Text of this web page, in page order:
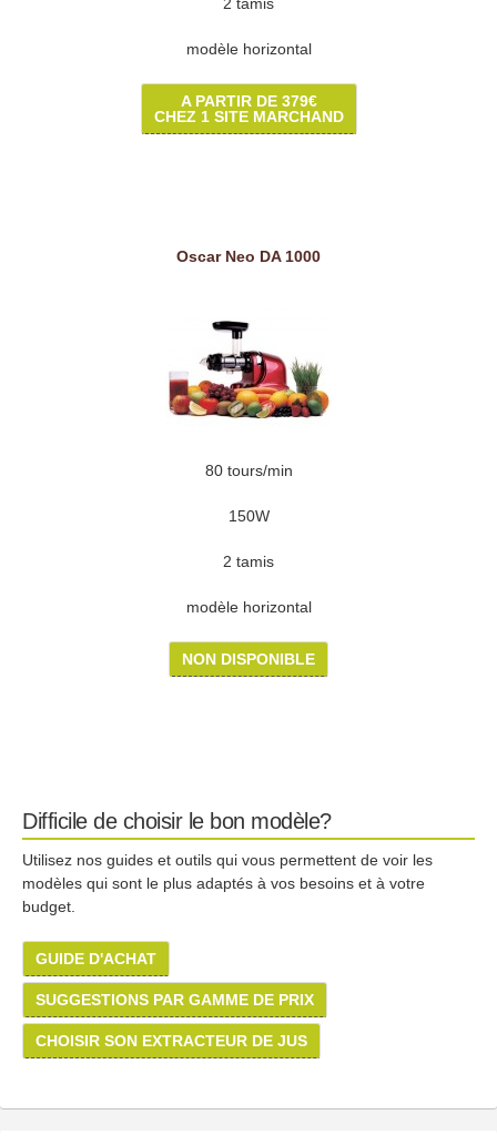
modèle horizontal
A PARTIR DE 379€
CHEZ 1 SITE MARCHAND
Oscar Neo DA 1000
80 tours/min
150W
2 tamis
modèle horizontal
NON DISPONIBLE
Difficile de choisir le bon modèle?
Utilisez nos guides et outils qui vous permettent de voir les
modèles qui sont le plus adaptés à vos besoins et à votre
budget.
GUIDE D'ACHAT
SUGGESTIONS PAR GAMME DE PRIX
CHOISIR SON EXTRACTEUR DE JUS